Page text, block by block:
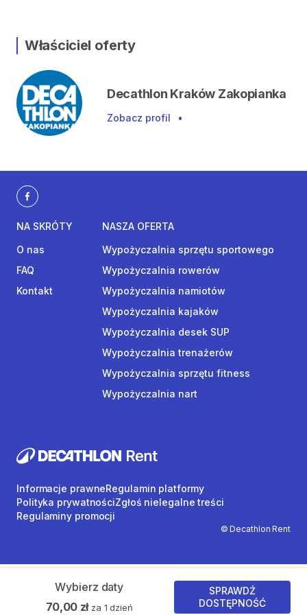
Właściciel oferty
Decathlon Kraków Zakopianka
Zobacz profil •
Wybierz daty
70,00 zł za 1 dzień
SPRAWDŹ
DOSTĘPNOŚĆ
NA SKRÓTY
O nas
FAQ
Kontakt
NASZA OFERTA
Wypożyczalnia sprzętu sportowego
Wypożyczalnia rowerów
Wypożyczalnia namiotów
Wypożyczalnia kajaków
Wypożyczalnia desek SUP
Wypożyczalnia trenażerów
Wypożyczalnia sprzętu fitness
Wypożyczalnia nart
© Decathlon Rent
Informacje prawneRegulamin platformy
Polityka prywatnościZgłoś nielegalne treści
Regulaminy promocji